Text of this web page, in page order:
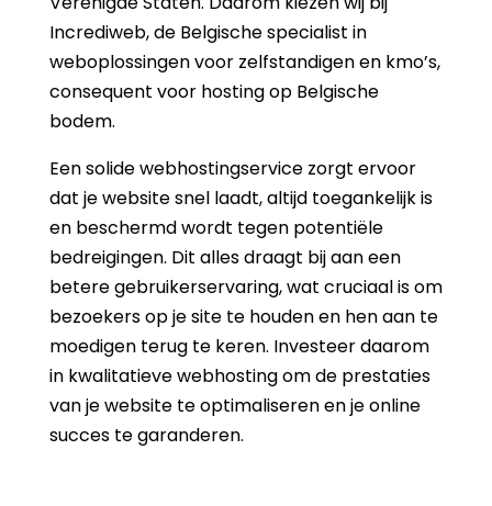
Incrediweb, de Belgische specialist in
weboplossingen voor zelfstandigen en kmo’s,
consequent voor hosting op Belgische
bodem.
Een solide webhostingservice zorgt ervoor
dat je website snel laadt, altijd toegankelijk is
en beschermd wordt tegen potentiële
bedreigingen. Dit alles draagt bij aan een
betere gebruikerservaring, wat cruciaal is om
bezoekers op je site te houden en hen aan te
moedigen terug te keren. Investeer daarom
in kwalitatieve webhosting om de prestaties
van je website te optimaliseren en je online
succes te garanderen.